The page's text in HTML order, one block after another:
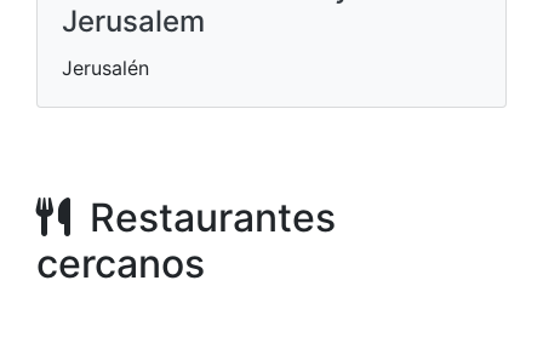
Jerusalem
Jerusalén
Restaurantes
cercanos